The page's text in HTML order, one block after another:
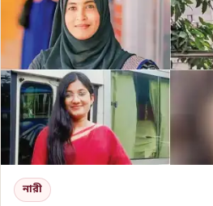
নারী